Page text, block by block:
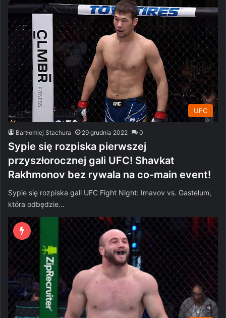
UFC
Bartłomiej Stachura 29 grudnia 2022 0
Sypie się rozpiska pierwszej
przyszłorocznej gali UFC! Shavkat
Rakhmonov bez rywala na co-main event!
Sypie się rozpiska gali UFC Fight Night: Imavov vs. Gastelum,
która odbędzie…